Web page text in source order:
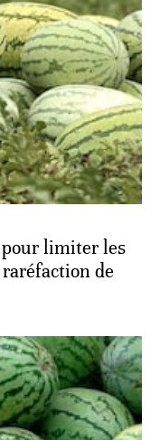
pour limiter les
de